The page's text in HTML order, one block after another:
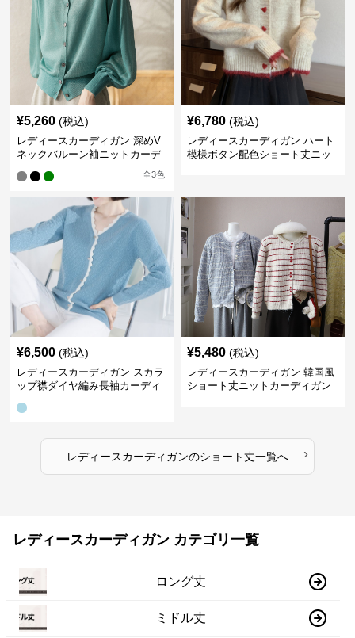
¥5,260 (税込)
レディースカーディガン 深めV
ネックバルーン袖ニットカーデ
全3色
¥6,780 (税込)
レディースカーディガン ハート
模様ボタン配色ショート丈ニッ
¥6,500 (税込)
レディースカーディガン スカラ
ップ襟ダイヤ編み長袖カーディ
¥5,480 (税込)
レディースカーディガン 韓国風
ショート丈ニットカーディガン
レディースカーディガンのショート丈一覧へ ›
レディースカーディガン カテゴリ一覧
ロング丈
ミドル丈